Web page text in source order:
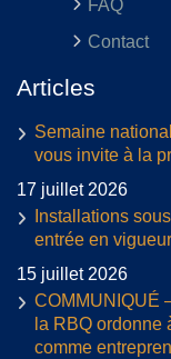
FAQ
Contact
Articles
Semaine
vous invite à la
17 juillet 2026
Installations
entrée en vigueur
15 juillet 2026
COMMUNIQUÉ
la RBQ ordonne
comme